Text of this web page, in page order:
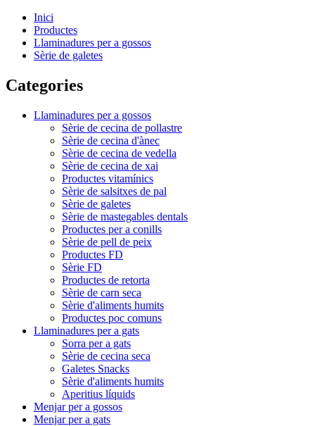
Inici
Productes
Llaminadures per a gossos
Sèrie de galetes
Categories
Llaminadures per a gossos
Sèrie de cecina de pollastre
Sèrie de cecina d'ànec
Sèrie de cecina de vedella
Sèrie de cecina de xai
Productes vitamínics
Sèrie de salsitxes de pal
Sèrie de galetes
Sèrie de mastegables dentals
Productes per a conills
Sèrie de pell de peix
Productes FD
Sèrie FD
Productes de retorta
Sèrie de carn seca
Sèrie d'aliments humits
Productes poc comuns
Llaminadures per a gats
Sorra per a gats
Sèrie de cecina seca
Galetes Snacks
Sèrie d'aliments humits
Aperitius líquids
Menjar per a gossos
Menjar per a gats